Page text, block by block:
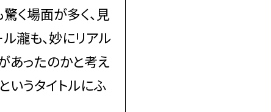
く場面が多く、見
瀧も、妙にリアル
あったのかと考え
いうタイトルにふ